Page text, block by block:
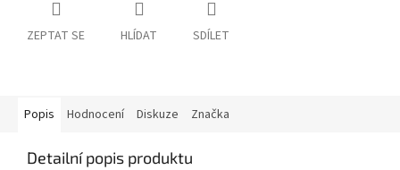
ZEPTAT SE HLÍDAT SDÍLET
Popis Hodnocení Diskuze Značka
Detailní popis produktu